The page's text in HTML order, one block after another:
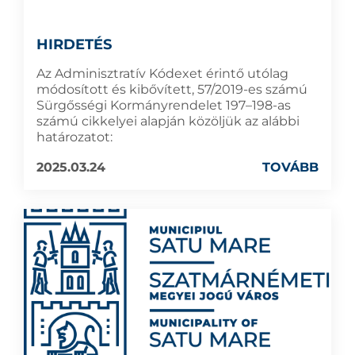
HIRDETÉS
Az Adminisztratív Kódexet érintő utólag
módosított és kibővített, 57/2019-es számú
Sürgősségi Kormányrendelet 197–198-as
számú cikkelyei alapján közöljük az alábbi
határozatot:
2025.03.24
TOVÁBB